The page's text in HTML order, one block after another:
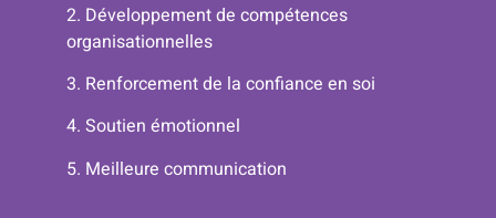
2. Développement de compétences
organisationnelles
3. Renforcement de la confiance en soi
4. Soutien émotionnel
5. Meilleure communication